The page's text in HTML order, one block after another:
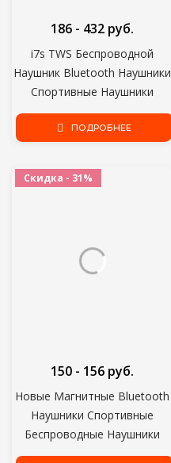
i7s TWS Беспроводной
Наушник Bluetooth Наушники
Спортивные Наушники
Гарнитура С Микрофоном
Для Смартфона iPhone
186 - 432 руб.
ПОДРОБНЕЕ
Скидка - 31%
Новые Магнитные Bluetooth
Наушники Спортивные
Беспроводные Наушники
Bluetooth Гарнитура Громкой
150 - 156 руб.